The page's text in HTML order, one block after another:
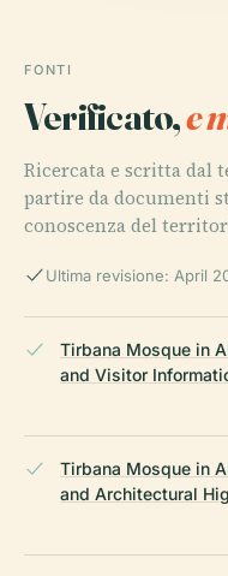
FONTI
Verificato,e
Ricercata e scritta dal
partire da documenti
conoscenza del
Ultima revisione: April
Tirbana Mosque in
and Visitor
Tirbana Mosque in
and Architectural